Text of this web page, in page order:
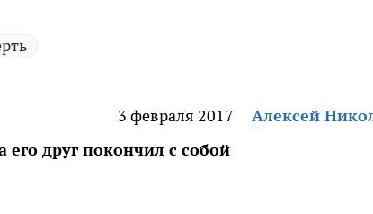
3 февраля 2017
Алексей
друг покончил с собой